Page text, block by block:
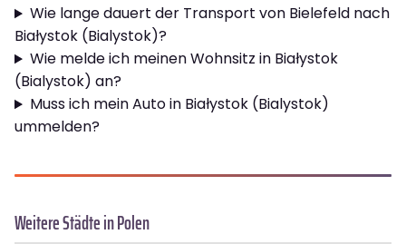
Wie lange dauert der Transport von Bielefeld nach
Białystok (Bialystok)?
Wie melde ich meinen Wohnsitz in Białystok
(Bialystok) an?
Muss ich mein Auto in Białystok (Bialystok)
ummelden?
Weitere Städte in Polen